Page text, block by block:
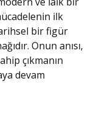
ilk
bir figür
Onun anısı,
çıkmanın
devam